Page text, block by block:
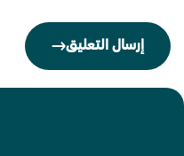
إرسال التعليق